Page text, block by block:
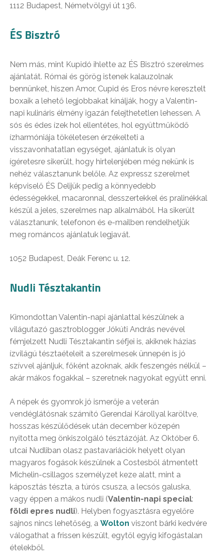
1112 Budapest, Németvölgyi út 136.
ÉS Bisztró
Nem más, mint Kupidó ihlette az ÉS Bisztró szerelmes
ajánlatát. Római és görög istenek kalauzolnak
bennünket, hiszen Amor, Cupid és Eros névre keresztelt
boxaik a lehető legjobbakat kínálják, hogy a Valentin-
napi kulináris élmény igazán felejthetetlen lehessen. A
sós és édes ízek hol ellentétes, hol együttműködő
ízharmóniája tökéletesen érzékelteti a
visszavonhatatlan egységet, ajánlatuk is olyan
ígéretesre sikerült, hogy hirtelenjében még nekünk is
nehéz választanunk belőle. Az expressz szerelmet
képviselő ÉS Delijük pedig a könnyedebb
édességekkel, macaronnal, desszertekkel és pralinékkal
készül a jeles, szerelmes nap alkalmából. Ha sikerült
választanunk, telefonon és e-mailben rendelhetjük
meg románcos ajánlatuk legjavát.
1052 Budapest, Deák Ferenc u. 12.
Nudli Tésztakantin
Kimondottan Valentin-napi ajánlattal készülnek a
világutazó gasztroblogger Jókúti András nevével
fémjelzett Nudli Tésztakantin séfjei is, akiknek házias
ízvilágú tésztaételeit a szerelmesek ünnepén is jó
szívvel ajánljuk, főként azoknak, akik feszengés nélkül –
akár mákos fogakkal – szeretnek nagyokat együtt enni.
A népek és gyomrok jó ismerője a veterán
vendéglátósnak számító Gerendai Károllyal karöltve,
hosszas készülődések után december közepén
nyitotta meg önkiszolgáló tésztázóját. Az Október 6.
utcai Nudliban olasz pastavariációk helyett olyan
magyaros fogások készülnek a Costesből átmentett
Michelin-csillagos személyzet keze alatt, mint a
káposztás tészta, a túrós csusza, a lecsós galuska,
vagy éppen a mákos nudli (Valentin-napi special:
földi epres nudli). Helyben fogyasztásra egyelőre
sajnos nincs lehetőség, a Wolton viszont bárki kedvére
válogathat a frissen készült, egytől egyig kifogástalan
ételekből.